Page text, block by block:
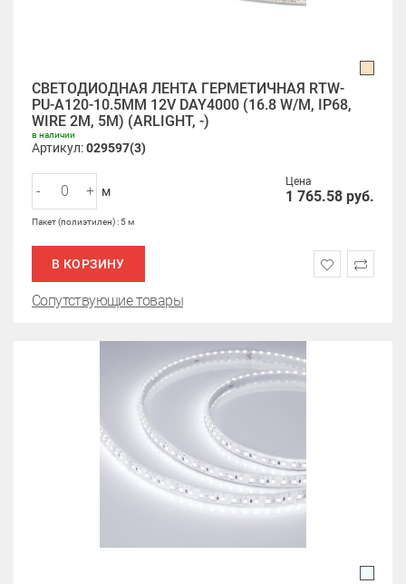
СВЕТОДИОДНАЯ ЛЕНТА ГЕРМЕТИЧНАЯ RTW-
PU-A120-10.5MM 12V DAY4000 (16.8 W/M, IP68,
WIRE 2M, 5M) (ARLIGHT, -)
в наличии
Артикул:029597(3)
Цена
1 765.58 руб.
- + м
Пакет (полиэтилен) : 5 м
В КОРЗИНУ
Сопутствующие товары